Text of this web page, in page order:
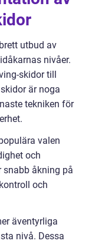
utbud av
nivåer.
skidor till
är noga
tekniken för
valen
och
snabb åkning på
och
äventyrliga
nivå. Dessa